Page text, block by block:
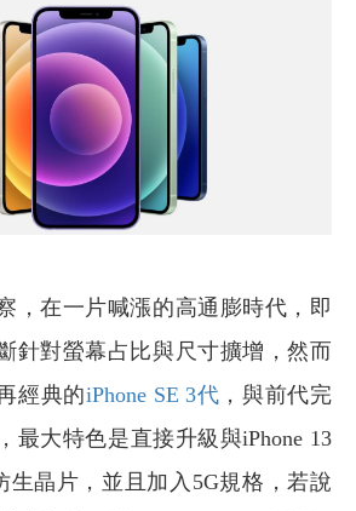
在一片喊漲的高通膨時代，即
針對螢幕占比與尺寸擴增，然而
經典的iPhone SE 3代 ，與前代完
最大特色是直接升級與iPhone 13
生晶片，並且加入5G規格，若說